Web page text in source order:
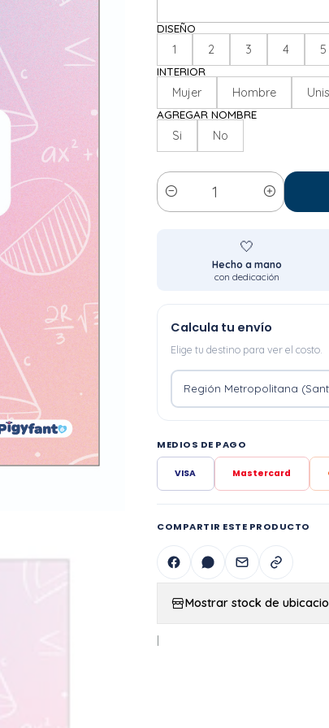
DISEÑO
1 2 3 4 5
INTERIOR
Mujer Hombre
AGREGAR NOMBRE
Si No
Cantidad
🤍
Hecho a mano
con dedicación
Calcula tu envío
Elige tu destino para ver el costo.
MEDIOS DE PAGO
VISA Mastercard
COMPARTIR ESTE PRODUCTO
Mostrar stock de
|